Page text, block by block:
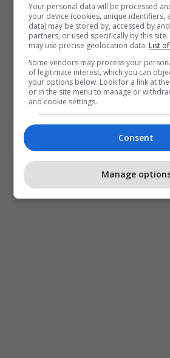
Your personal data will be processed
your device (cookies, unique identifiers,
data) may be stored by, accessed by
partners, or used specifically by this
may use precise geolocation data. List
Some vendors may process your
of legitimate interest, which you can
your options below. Look for a link at
or in the site menu to manage or
and cookie settings.
Consent
Manage